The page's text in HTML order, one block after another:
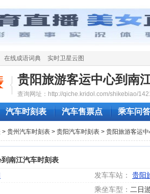
在线成语词典 实时卫星云图
贵阳旅游客运中心到南
查询网址：http://qiche.kridol.com/shikebiao/
汽车时刻表 汽车售票点 乘车问答
> 贵州汽车时刻表 > 贵阳汽车时刻表 > 贵阳旅游客运
南江汽车时刻表
发车车站：
贵阳
乘坐车型： 二日